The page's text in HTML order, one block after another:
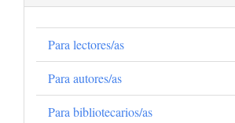
Para lectores/as
Para autores/as
Para bibliotecarios/as